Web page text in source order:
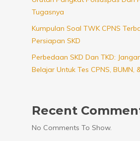
Tugasnya
Kumpulan Soal TWK CPNS
Persiapan SKD
Perbedaan SKD Dan TKD:
Belajar Untuk Tes CPNS, BUMN,
Recent
No Comments To Show.